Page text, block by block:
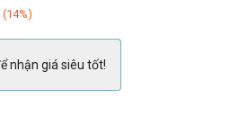
(14%)
nhận giá siêu tốt!